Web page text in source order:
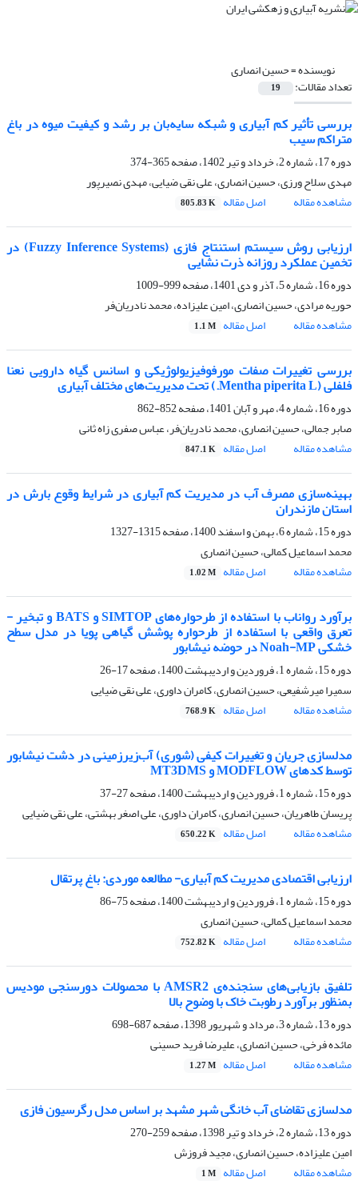
نویسنده =حسین انصاری
تعداد مقالات: 19
بررسی تأثیر کم آبیاری و شبکه سایه‌بان بر رشد و کیفیت میوه در باغ
متراکم سیب
دوره 17، شماره 2، خرداد و تیر 1402، صفحه
365-374
مهدی سلاح ورزی، حسین انصاری، علی نقی ضیایی، مهدی نصیرپور
مشاهده مقاله
اصل مقاله 805.83 K
ارزیابی روش سیستم استنتاج فازی (Fuzzy Inference Systems) در
تخمین عملکرد روزانه ذرت نشایی
دوره 16، شماره 5، آذر و دی 1401، صفحه
999-1009
حوریه مرادی، حسین انصاری، امین علیزاده، محمد نادریان‌فر
مشاهده مقاله
اصل مقاله 1.1 M
بررسی تغییرات صفات مورفوفیزیولوژیکی و اسانس گیاه دارویی نعنا
فلفلی (Mentha piperita L.) تحت مدیریت‌های مختلف آبیاری
دوره 16، شماره 4، مهر و آبان 1401، صفحه
852-862
صابر جمالی، حسین انصاری، محمد نادریان‌فر، عباس صفری زاه ثانی
مشاهده مقاله
اصل مقاله 847.1 K
بهینه‌سازی مصرف آب در مدیریت کم آبیاری در شرایط وقوع بارش در
استان مازندران
دوره 15، شماره 6، بهمن و اسفند 1400، صفحه
1315-1327
محمد اسماعیل کمالی، حسین انصاری
مشاهده مقاله
اصل مقاله 1.02 M
برآورد رواناب با استفاده از طرحواره‌های SIMTOP و BATS و تبخیر -
تعرق واقعی با استفاده از طرحواره پوشش گیاهی پویا در مدل سطح
خشکی Noah-MP در حوضه نیشابور
دوره 15، شماره 1، فروردین و اردیبهشت 1400، صفحه
17-26
سمیرا میرشفیعی، حسین انصاری، کامران داوری، علی نقی ضیایی
مشاهده مقاله
اصل مقاله 768.9 K
مدلسازی جریان و تغییرات کیفی (شوری) آب‌زیرزمینی در دشت نیشابور
توسط کدهای MODFLOW و MT3DMS
دوره 15، شماره 1، فروردین و اردیبهشت 1400، صفحه
27-37
پریسان طاهریان، حسین انصاری، کامران داوری، علی اصغر بهشتی، علی نقی ضیایی
مشاهده مقاله
اصل مقاله 650.22 K
ارزیابی اقتصادی مدیریت کم آبیاری- مطالعه موردی: باغ پرتقال
دوره 15، شماره 1، فروردین و اردیبهشت 1400، صفحه
75-86
محمد اسماعیل کمالی، حسین انصاری
مشاهده مقاله
اصل مقاله 752.82 K
تلفیق بازیابی‌های سنجنده‌ی AMSR2 با محصولات دورسنجی مودیس
بمنظور برآورد رطوبت خاک با وضوح بالا
دوره 13، شماره 3، مرداد و شهریور 1398، صفحه
687-698
مائده فرخی، حسین انصاری، علیرضا فرید حسینی
مشاهده مقاله
اصل مقاله 1.27 M
مدلسازی تقاضای آب خانگی شهر مشهد بر اساس مدل رگرسیون فازی
دوره 13، شماره 2، خرداد و تیر 1398، صفحه
259-270
امین علیزاده، حسین انصاری، مجید فروزش
مشاهده مقاله
اصل مقاله 1 M